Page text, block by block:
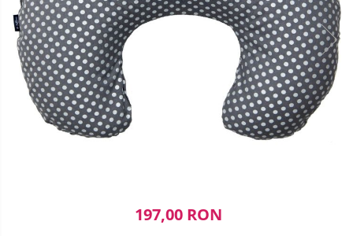
Lenjerii patut 120 x 60 cm
Lenjerii patut 140 x 70 cm
Lenjerie patuturi tineret
Baldachin patut
Paturici copii
Perne copii si mamici
Biciclete cu roti 28 inch
Biciclete fara pedale
Casca protectie copii
Karturi si masinute cu pedale
Masinute fara pedale
Masinute
Organizator jucarii
Papusi si cele necesare
Trenulete jucarii
SANIUTE
Ski & Snowboard
Trambuline si accesorii
Accesorii Trambuline
Trambuline
Robot de bucatarie
Sterilizatoare biberoane
Tensiometre
Termometre
Termometre camera si baie
Box
Mingi fitness si medicinale
Saltele si Covoare sport Fitness
sau Yoga
Scara antrenament
Steppere Fitness
197,00 RON